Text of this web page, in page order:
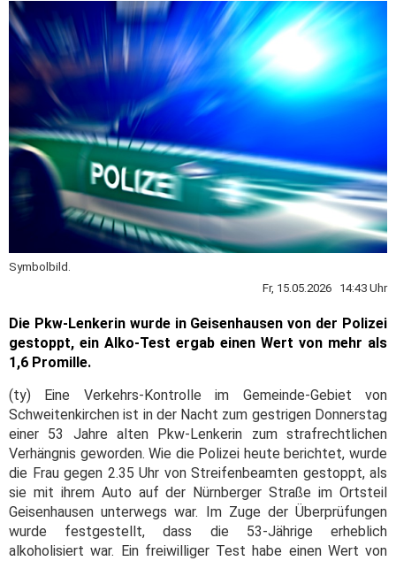
Symbolbild.
Fr, 15.05.2026 14:43 Uhr
Die Pkw-Lenkerin wurde in Geisenhausen von der Polizei
gestoppt, ein Alko-Test ergab einen Wert von mehr als
1,6 Promille.
(ty) Eine Verkehrs-Kontrolle im Gemeinde-Gebiet von
Schweitenkirchen ist in der Nacht zum gestrigen Donnerstag
einer 53 Jahre alten Pkw-Lenkerin zum strafrechtlichen
Verhängnis geworden. Wie die Polizei heute berichtet, wurde
die Frau gegen 2.35 Uhr von Streifenbeamten gestoppt, als
sie mit ihrem Auto auf der Nürnberger Straße im Ortsteil
Geisenhausen unterwegs war. Im Zuge der Überprüfungen
wurde festgestellt, dass die 53-Jährige erheblich
alkoholisiert war. Ein freiwilliger Test habe einen Wert von